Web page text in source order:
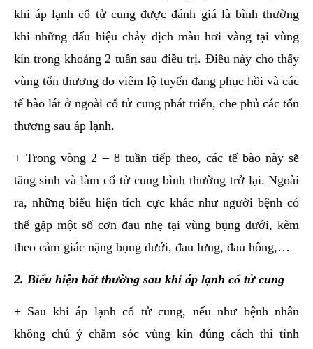
khi áp lạnh cổ tử cung được đánh giá là bình thường
khi những dấu hiệu chảy dịch màu hơi vàng tại vùng
kín trong khoảng 2 tuần sau điều trị. Điều này cho thấy
vùng tổn thương do viêm lộ tuyến đang phục hồi và các
tế bào lát ở ngoài cổ tử cung phát triển, che phủ các tổn
thương sau áp lạnh.
+ Trong vòng 2 – 8 tuần tiếp theo, các tế bào này sẽ
tăng sinh và làm cổ tử cung bình thường trở lại. Ngoài
ra, những biểu hiện tích cực khác như người bệnh có
thể gặp một số cơn đau nhẹ tại vùng bụng dưới, kèm
theo cảm giác nặng bụng dưới, đau lưng, đau hông,…
2. Biểu hiện bất thường sau khi áp lạnh cổ tử cung
+ Sau khi áp lạnh cổ tử cung, nếu như bệnh nhân
không chú ý chăm sóc vùng kín đúng cách thì tình